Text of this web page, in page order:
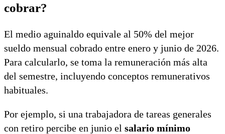
cobrar?
El medio aguinaldo equivale al 50% del mejor
sueldo mensual cobrado entre enero y junio de 2026.
Para calcularlo, se toma la remuneración más alta
del semestre, incluyendo conceptos remunerativos
habituales.
Por ejemplo, si una trabajadora de tareas generales
con retiro percibe en junio el salario mínimo